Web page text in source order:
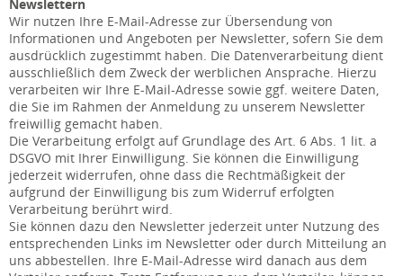
Newslettern
Wir nutzen Ihre E-Mail-Adresse zur Übersendung von
Informationen und Angeboten per Newsletter, sofern Sie dem
ausdrücklich zugestimmt haben. Die Datenverarbeitung dient
ausschließlich dem Zweck der werblichen Ansprache. Hierzu
verarbeiten wir Ihre E-Mail-Adresse sowie ggf. weitere Daten,
die Sie im Rahmen der Anmeldung zu unserem Newsletter
freiwillig gemacht haben.
Die Verarbeitung erfolgt auf Grundlage des Art. 6 Abs. 1 lit. a
DSGVO mit Ihrer Einwilligung. Sie können die Einwilligung
jederzeit widerrufen, ohne dass die Rechtmäßigkeit der
aufgrund der Einwilligung bis zum Widerruf erfolgten
Verarbeitung berührt wird.
Sie können dazu den Newsletter jederzeit unter Nutzung des
entsprechenden Links im Newsletter oder durch Mitteilung an
uns abbestellen. Ihre E-Mail-Adresse wird danach aus dem